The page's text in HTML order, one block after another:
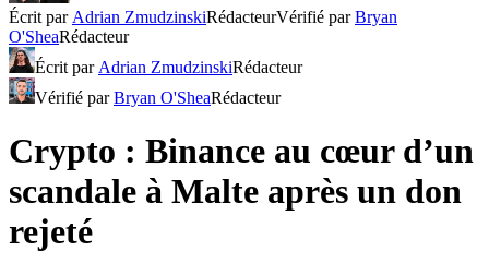
Écrit par Adrian ZmudzinskiRédacteurVérifié parBryan
O'SheaRédacteur
Écrit par Adrian ZmudzinskiRédacteur
Vérifié parBryan O'SheaRédacteur
Crypto : Binance au cœur d’un
scandale à Malte après un don
rejeté